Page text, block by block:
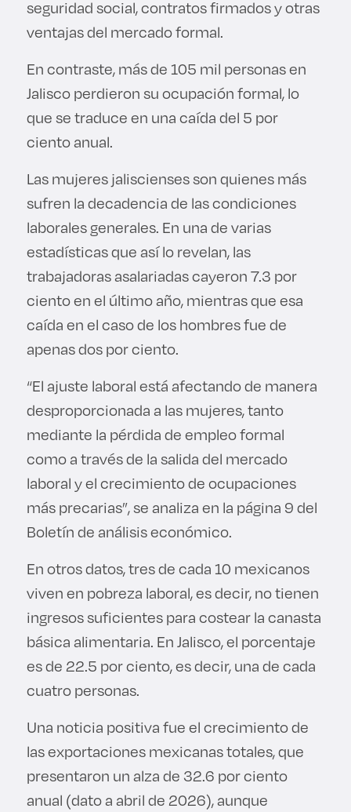
seguridad social, contratos firmados y otras
ventajas del mercado formal.
En contraste, más de 105 mil personas en
Jalisco perdieron su ocupación formal, lo
que se traduce en una caída del 5 por
ciento anual.
Las mujeres jaliscienses son quienes más
sufren la decadencia de las condiciones
laborales generales. En una de varias
estadísticas que así lo revelan, las
trabajadoras asalariadas cayeron 7.3 por
ciento en el último año, mientras que esa
caída en el caso de los hombres fue de
apenas dos por ciento.
“El ajuste laboral está afectando de manera
desproporcionada a las mujeres, tanto
mediante la pérdida de empleo formal
como a través de la salida del mercado
laboral y el crecimiento de ocupaciones
más precarias”, se analiza en la página 9 del
Boletín de análisis económico.
En otros datos, tres de cada 10 mexicanos
viven en pobreza laboral, es decir, no tienen
ingresos suficientes para costear la canasta
básica alimentaria. En Jalisco, el porcentaje
es de 22.5 por ciento, es decir, una de cada
cuatro personas.
Una noticia positiva fue el crecimiento de
las exportaciones mexicanas totales, que
presentaron un alza de 32.6 por ciento
anual (dato a abril de 2026), aunque